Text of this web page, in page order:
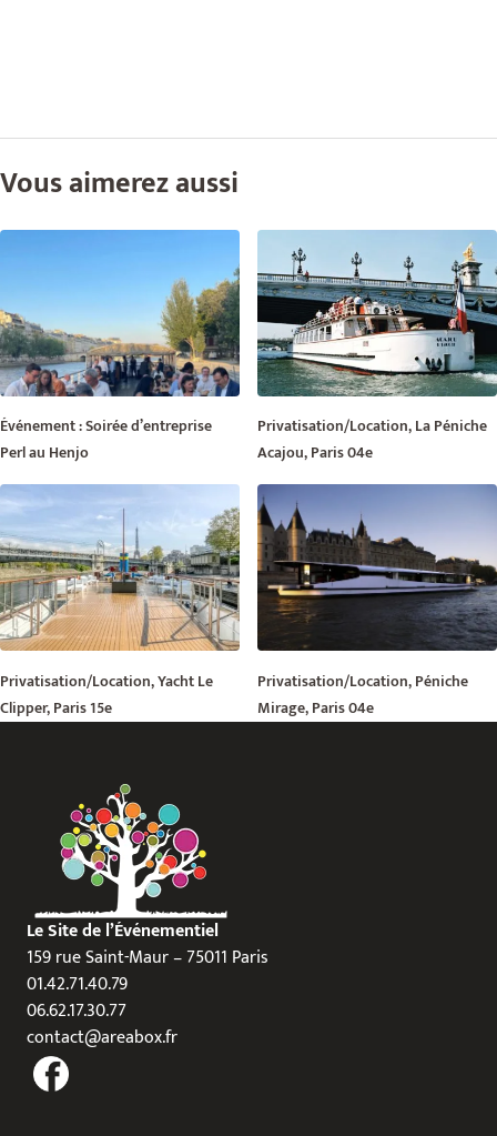
Vous aimerez aussi
Événement : Soirée d’entreprise
Perl au Henjo
Privatisation/Location, La Péniche
Acajou, Paris 04e
Privatisation/Location, Yacht Le
Clipper, Paris 15e
Privatisation/Location, Péniche
Mirage, Paris 04e
Le Site de l’Événementiel
159 rue Saint-Maur – 75011 Paris
01.42.71.40.79
06.62.17.30.77
contact@areabox.fr